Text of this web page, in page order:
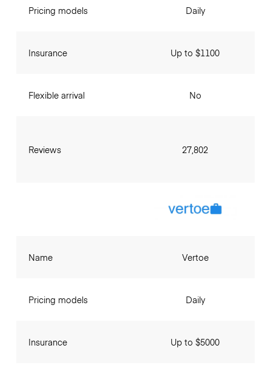
Pricing models
Insurance
Flexible arrival
Reviews
Daily
Up to $1100
No
27,802
Name
Pricing models
Insurance
Vertoe
Daily
Up to $5000